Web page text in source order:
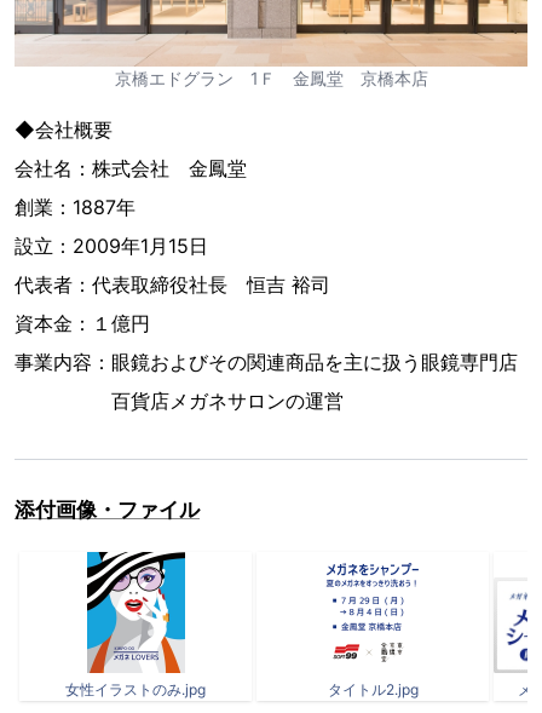
京橋エドグラン 1Ｆ 金鳳堂 京橋本店
◆会社概要
会社名：株式会社 金鳳堂
創業：1887年
設立：2009年1月15日
代表者：代表取締役社長 恒吉 裕司
資本金：１億円
事業内容：眼鏡およびその関連商品を主に扱う眼鏡専門店
百貨店メガネサロンの運営
添付画像・ファイル
女性イラストのみ.jpg タイトル2.jpg メ